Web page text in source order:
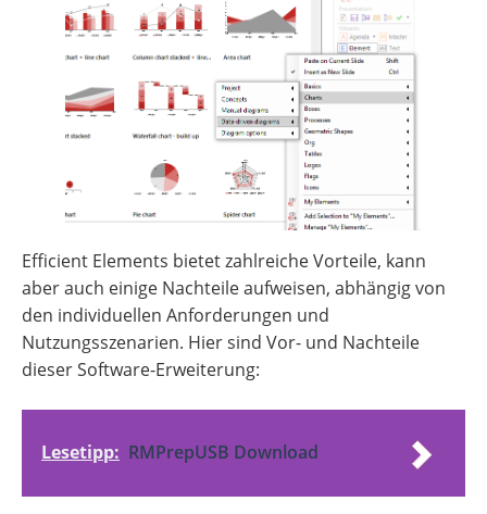
Efficient Elements bietet zahlreiche Vorteile, kann
aber auch einige Nachteile aufweisen, abhängig von
den individuellen Anforderungen und
Nutzungsszenarien. Hier sind Vor- und Nachteile
dieser Software-Erweiterung:
Lesetipp: RMPrepUSB Download